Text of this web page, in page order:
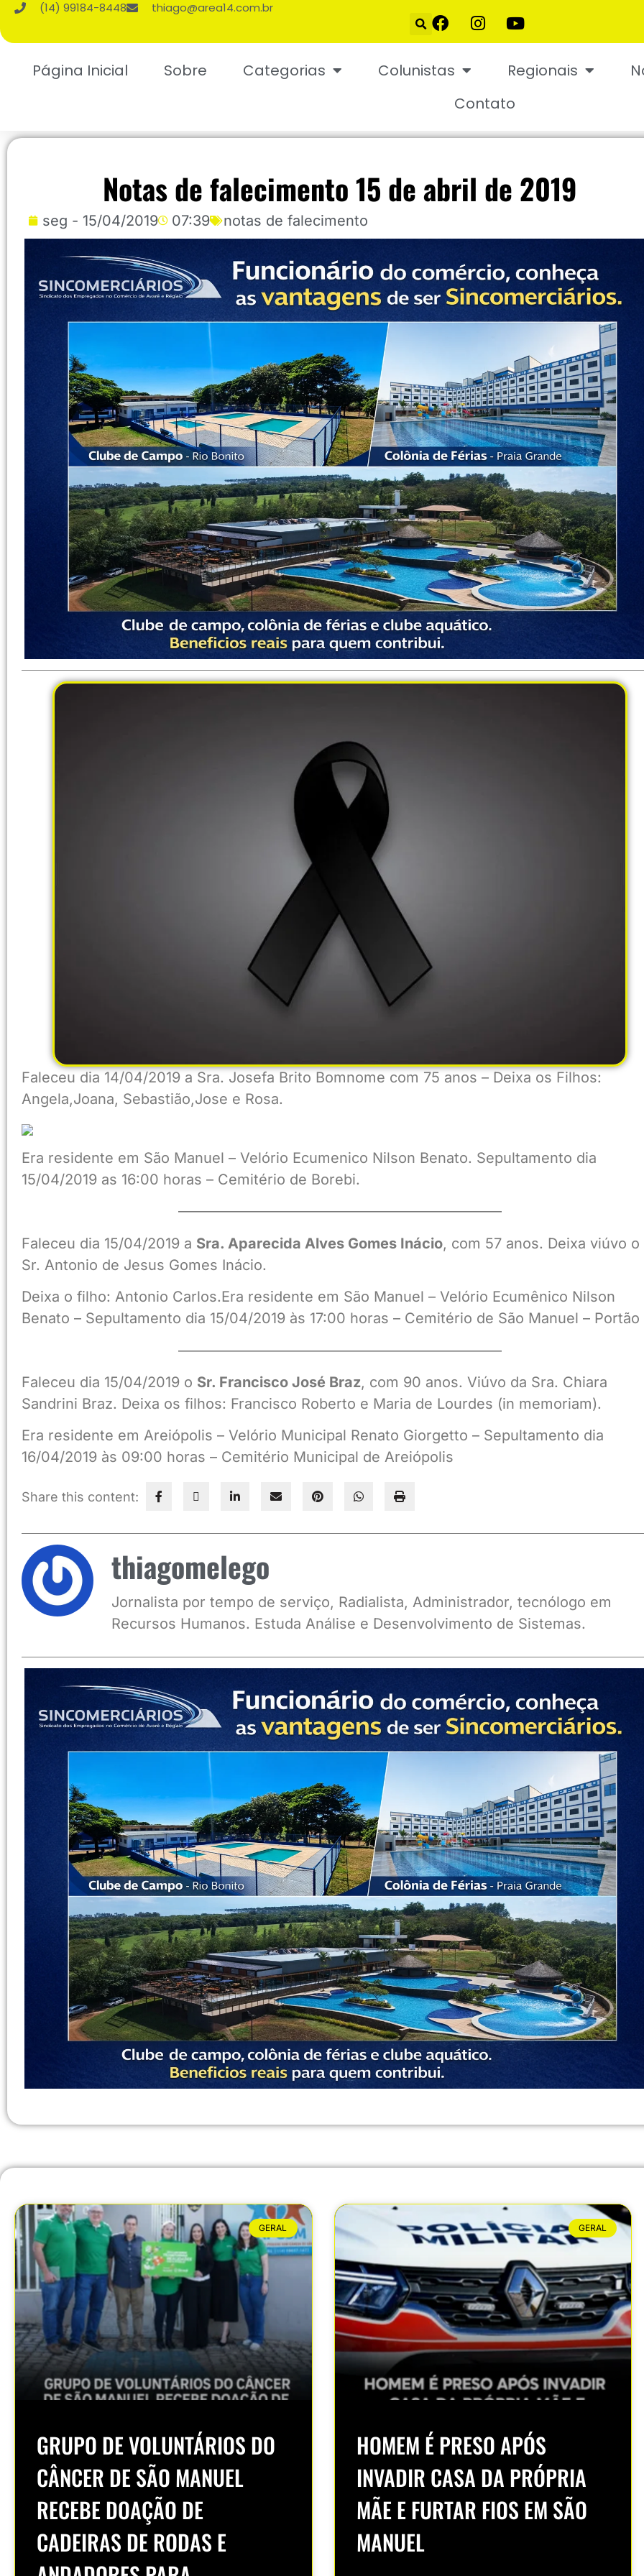
(14) 99184-8448 thiago@area14.com.br
Página Inicial Sobre Categorias Colunistas Regionais
Contato
Notas de falecimento 15 de abril de 2019
seg - 15/04/2019 07:39 notas de falecimento
Faleceu dia 14/04/2019 a Sra. Josefa Brito Bomnome com 75 anos – Deixa os Filhos:
Angela,Joana, Sebastião,Jose e Rosa.
Era residente em São Manuel – Velório Ecumenico Nilson Benato. Sepultamento dia
15/04/2019 as 16:00 horas – Cemitério de Borebi.
——————————————————————–
Faleceu dia 15/04/2019 a Sra. Aparecida Alves Gomes Inácio, com 57 anos. Deixa viúvo o
Sr. Antonio de Jesus Gomes Inácio.
Deixa o filho: Antonio Carlos.Era residente em São Manuel – Velório Ecumênico Nilson
Benato – Sepultamento dia 15/04/2019 às 17:00 horas – Cemitério de São Manuel – Portão
——————————————————————–
Faleceu dia 15/04/2019 o Sr. Francisco José Braz, com 90 anos. Viúvo da Sra. Chiara
Sandrini Braz. Deixa os filhos: Francisco Roberto e Maria de Lourdes (in memoriam).
Era residente em Areiópolis – Velório Municipal Renato Giorgetto – Sepultamento dia
16/04/2019 às 09:00 horas – Cemitério Municipal de Areiópolis
Share this content:
thiagomelego
Jornalista por tempo de serviço, Radialista, Administrador, tecnólogo em
Recursos Humanos. Estuda Análise e Desenvolvimento de Sistemas.
GERAL
GRUPO DE VOLUNTÁRIOS DO
CÂNCER DE SÃO MANUEL
RECEBE DOAÇÃO DE
CADEIRAS DE RODAS E
GERAL
HOMEM É PRESO APÓS
INVADIR CASA DA PRÓPRIA
MÃE E FURTAR FIOS EM SÃO
MANUEL